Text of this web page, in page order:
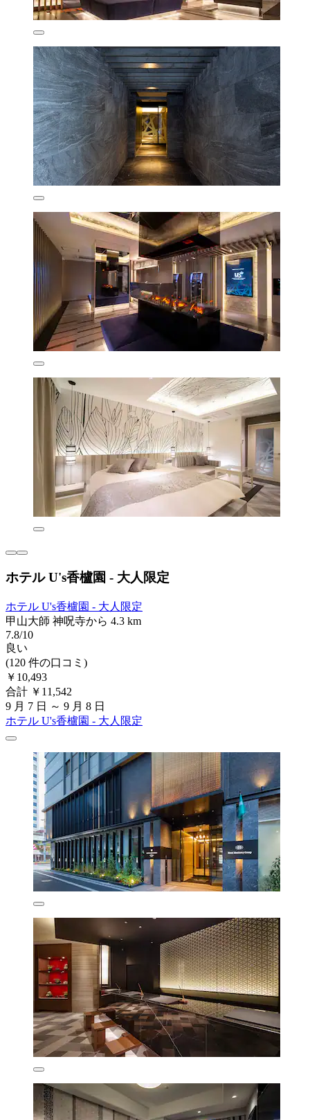
ホテル U's香櫨園 - 大人限定
ホテル U's香櫨園 - 大人限定
甲山大師 神呪寺から 4.3 km
7.8/10
良い
(120 件の口コミ)
￥10,493
合計 ￥11,542
9 月 7 日 ～ 9 月 8 日
ホテル U's香櫨園 - 大人限定